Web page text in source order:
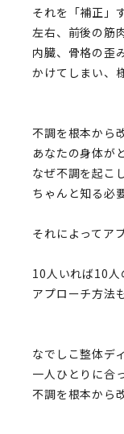
それを「補正」
左右、前後の筋
内臓、骨格の歪
かけてしまい、
不調を根本から
あなたの身体が
なぜ不調を起こ
ちゃんと知る必
それによってア
10人いれば10人
アプローチ方法
なでしこ整体デ
一人ひとりに合
不調を根本から